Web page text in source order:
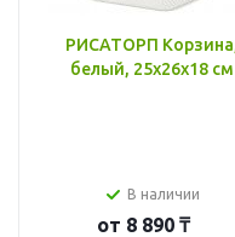
РИСАТОРП
белый, 25x26x18 см
В наличии
от 8 890 ₸